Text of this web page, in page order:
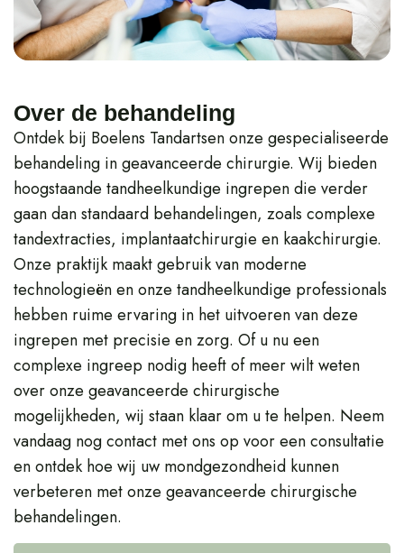
Over de behandeling
Ontdek bij Boelens Tandartsen onze gespecialiseerde
behandeling in geavanceerde chirurgie. Wij bieden
hoogstaande tandheelkundige ingrepen die verder
gaan dan standaard behandelingen, zoals complexe
tandextracties, implantaatchirurgie en kaakchirurgie.
Onze praktijk maakt gebruik van moderne
technologieën en onze tandheelkundige professionals
hebben ruime ervaring in het uitvoeren van deze
ingrepen met precisie en zorg. Of u nu een
complexe ingreep nodig heeft of meer wilt weten
over onze geavanceerde chirurgische
mogelijkheden, wij staan klaar om u te helpen. Neem
vandaag nog contact met ons op voor een consultatie
en ontdek hoe wij uw mondgezondheid kunnen
verbeteren met onze geavanceerde chirurgische
behandelingen.